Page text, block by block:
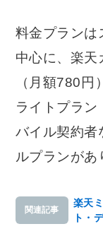
料金プランは
中心に、楽天
（月額780円
ライトプラ
バイル契約者
ルプランがあ
関連記事
楽天
ト・